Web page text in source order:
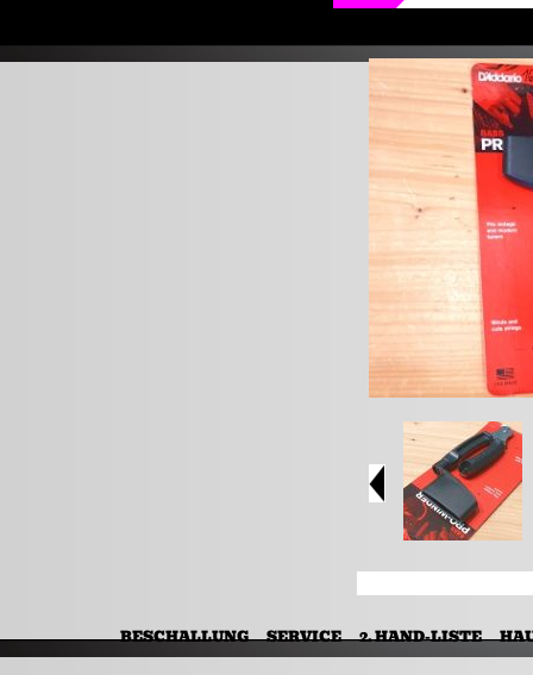
BESCHALLUNG SERVICE 2. HAND-LISTE